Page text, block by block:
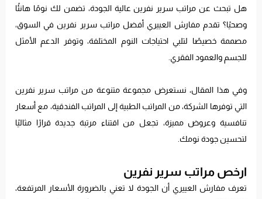
هل تبحث عن مراتب سرير نفرين عالية الجودة، تضمن لك نومًا هانئًا
وصحيًا؟ تقدم مفارش العييري أفضل مراتب سرير نفرين في السوق،
مصممة خصيصًا لتلبي احتياجات النوم المختلفة، وتوفر الدعم الأمثل
للجسم والعمود الفقري.
وفي هذا المقال، نستعرض مجموعة متنوعة من مراتب سرير نفرين
التي توفرها الشركة، من المراتب الطبية إلى المراتب الفندقية، مع أسعار
تنافسية وعروض مميزة، تجعل من اقتناء مرتبة جديدة قرارًا مثاليًا
لتحسين جودة نومك.
ارخص مراتب سرير نفرين
تعرف مفارش العييري أن الجودة لا تعني بالضرورة الأسعار المرتفعة،